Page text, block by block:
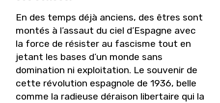
En des temps déjà anciens, des êtres sont
montés à l’assaut du ciel d’Espagne avec
la force de résister au fascisme tout en
jetant les bases d’un monde sans
domination ni exploitation. Le souvenir de
cette révolution espagnole de 1936, belle
comme la radieuse déraison libertaire qui la